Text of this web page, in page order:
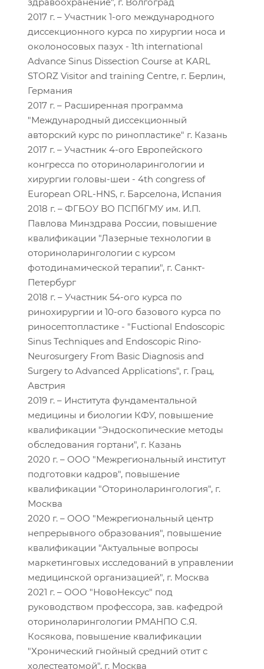
2017 г. – Участник 1-ого международного
диссекционного курса по хирургии носа и
околоносовых пазух - 1th international
Advance Sinus Dissection Course at KARL
STORZ Visitor and training Centre, г. Берлин,
Германия
2017 г. – Расширенная программа
"Международный диссекционный
авторский курс по ринопластике" г. Казань
2017 г. – Участник 4-ого Европейского
конгресса по оториноларингологии и
хирургии головы-шеи - 4th congress of
European ORL-HNS, г. Барселона, Испания
2018 г. – ФГБОУ ВО ПСПбГМУ им. И.П.
Павлова Минздрава России, повышение
квалификации "Лазерные технологии в
оториноларингологии с курсом
фотодинамической терапии", г. Санкт-
Петербург
2018 г. – Участник 54-ого курса по
ринохирургии и 10-ого базового курса по
риносептопластике - "Fuctional Endoscopic
Sinus Techniques and Endoscopic Rino-
Neurosurgery From Basic Diagnosis and
Surgery to Advanced Applications", г. Грац,
Австрия
2019 г. – Института фундаментальной
медицины и биологии КФУ, повышение
квалификации "Эндоскопические методы
обследования гортани", г. Казань
2020 г. – ООО "Межрегиональный институт
подготовки кадров", повышение
квалификации "Оториноларингология", г.
Москва
2020 г. – ООО "Межрегиональный центр
непрерывного образования", повышение
квалификации "Актуальные вопросы
маркетинговых исследований в управлении
медицинской организацией", г. Москва
2021 г. – ООО "НовоНексус" под
руководством профессора, зав. кафедрой
оториноларингологии РМАНПО С.Я.
Косякова, повышение квалификации
"Хронический гнойный средний отит с
холестеатомой", г. Москва